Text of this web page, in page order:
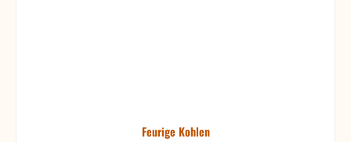
Feurige Kohlen